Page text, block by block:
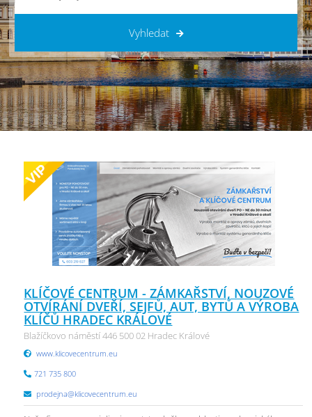
Vyhledat
KLÍČOVÉ CENTRUM - ZÁMKAŘSTVÍ, NOUZOVÉ
OTVÍRÁNÍ DVEŘÍ, SEJFŮ, AUT, BYTŮ A VÝROBA
KLÍČŮ HRADEC KRÁLOVÉ
Blažíčkovo náměstí 446 500 02 Hradec Králové
www.klicovecentrum.eu
721 735 800
prodejna@klicovecentrum.eu